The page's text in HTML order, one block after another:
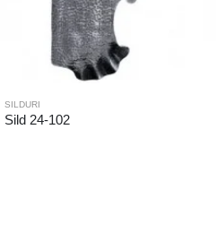
SILDURI
Sild 24-102